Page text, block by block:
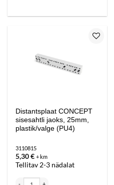
Distantsplaat CONCEPT
sisesahtli jaoks, 25mm,
plastik/valge (PU4)
3110815
5,30€ + km
Tellitav 2-3 nädalat